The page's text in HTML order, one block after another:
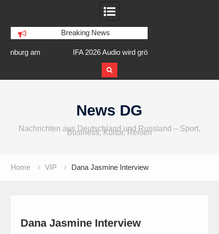
Breaking News
IFA 2026 Audio wird größer,
internationaler und vielfältiger
News DG
Nachrichten aus Deutschland und Russland – Sport,
Business, Kultur, Reisen
Home VIP Dana Jasmine Interview
Dana Jasmine Interview